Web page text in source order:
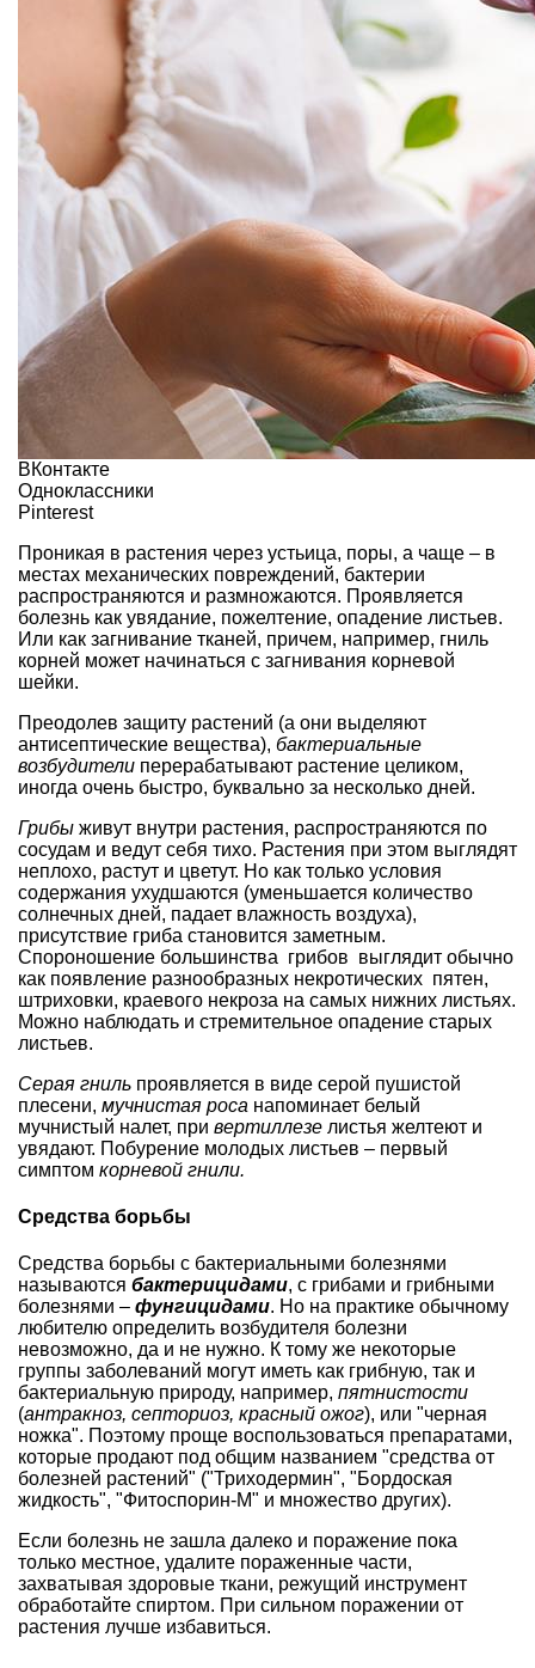
ВКонтакте
Одноклассники
Pinterest
Проникая в растения через устьица, поры, а чаще – в
местах механических повреждений, бактерии
распространяются и размножаются. Проявляется
болезнь как увядание, пожелтение, опадение листьев.
Или как загнивание тканей, причем, например, гниль
корней может начинаться с загнивания корневой
шейки.
Преодолев защиту растений (а они выделяют
антисептические вещества), бактериальные
возбудители перерабатывают растение целиком,
иногда очень быстро, буквально за несколько дней.
Грибы живут внутри растения, распространяются по
сосудам и ведут себя тихо. Растения при этом выглядят
неплохо, растут и цветут. Но как только условия
содержания ухудшаются (уменьшается количество
солнечных дней, падает влажность воздуха),
присутствие гриба становится заметным.
Спороношение большинства грибов выглядит обычно
как появление разнообразных некротических пятен,
штриховки, краевого некроза на самых нижних листьях.
Можно наблюдать и стремительное опадение старых
листьев.
Серая гниль проявляется в виде серой пушистой
плесени, мучнистая роса напоминает белый
мучнистый налет, при вертиллезе листья желтеют и
увядают. Побурение молодых листьев – первый
симптом корневой гнили.
Средства борьбы
Средства борьбы с бактериальными болезнями
называются бактерицидами, с грибами и грибными
болезнями – фунгицидами. Но на практике обычному
любителю определить возбудителя болезни
невозможно, да и не нужно. К тому же некоторые
группы заболеваний могут иметь как грибную, так и
бактериальную природу, например, пятнистости
(антракноз, септориоз, красный ожог), или "черная
ножка". Поэтому проще воспользоваться препаратами,
которые продают под общим названием "средства от
болезней растений" ("Триходермин", "Бордоская
жидкость", "Фитоспорин-М" и множество других).
Если болезнь не зашла далеко и поражение пока
только местное, удалите пораженные части,
захватывая здоровые ткани, режущий инструмент
обработайте спиртом. При сильном поражении от
растения лучше избавиться.